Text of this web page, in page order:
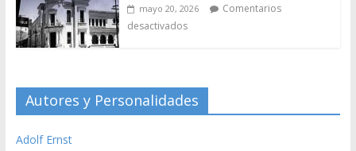
mayo 20, 2026
Comentarios
desactivados
Autores y Personalidades
Adolf Ernst